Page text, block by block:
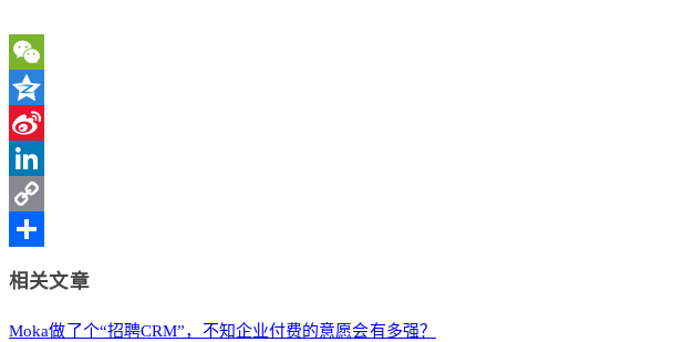
WeChat
Qzone
Sina
Weibo
LinkedIn
Copy
相关文章
Moka做了个“招聘CRM”，不知企业付费的意愿会有多强？